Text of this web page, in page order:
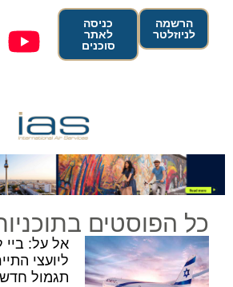
הרשמה
לניוזלטר
כניסה
לאתר
סוכנים
כל הפוסטים
אל על:
ליועצי
תגמול